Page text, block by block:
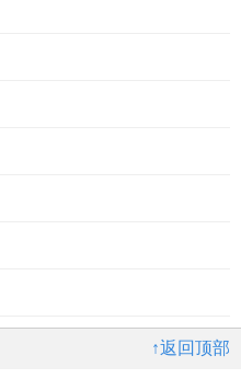
↑返回顶部